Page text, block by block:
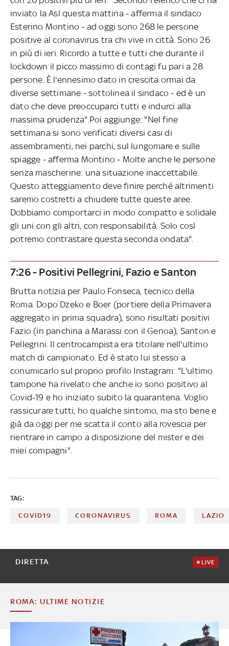
inviato la Asl questa mattina - afferma il sindaco
Esterino Montino - ad oggi sono 268 le persone
positive al coronavirus tra chi vive in città. Sono 26
in più di ieri. Ricordo a tutte e tutti che durante il
lockdown il picco massimo di contagi fu pari a 28
persone. È l'ennesimo dato in crescita ormai da
diverse settimane - sottolinea il sindaco - ed è un
dato che deve preoccuparci tutti e indurci alla
massima prudenza".Poi aggiunge: "Nel fine
settimana si sono verificati diversi casi di
assembramenti, nei parchi, sul lungomare e sulle
spiagge - afferma Montino - Molte anche le persone
senza mascherine: una situazione inaccettabile.
Questo atteggiamento deve finire perché altrimenti
saremo costretti a chiudere tutte queste aree.
Dobbiamo comportarci in modo compatto e solidale
gli uni con gli altri, con responsabilità. Solo così
potremo contrastare questa seconda ondata".
7:26 - Positivi Pellegrini, Fazio e Santon
Brutta notizia per Paulo Fonseca, tecnico della
Roma. Dopo Dzeko e Boer (portiere della Primavera
aggregato in prima squadra), sono risultati positivi
Fazio (in panchina a Marassi con il Genoa), Santon e
Pellegrini. Il centrocampista era titolare nell'ultimo
match di campionato. Ed è stato lui stesso a
conumicarlo sul proprio profilo Instagram: "L'ultimo
tampone ha rivelato che anche io sono positivo al
Covid-19 e ho iniziato subito la quarantena. Voglio
rassicurare tutti, ho qualche sintomo, ma sto bene e
già da oggi per me scatta il conto alla rovescia per
rientrare in campo a disposizione del mister e dei
miei compagni".
TAG:
COVID19 CORONAVIRUS ROMA LAZIO
DIRETTA LIVE
ROMA: ULTIME NOTIZIE